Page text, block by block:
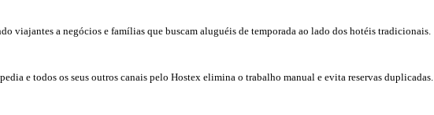
viajantes a negócios e famílias que buscam aluguéis de temporada ao lado dos hotéis tradicionais.
e todos os seus outros canais pelo Hostex elimina o trabalho manual e evita reservas duplicadas.